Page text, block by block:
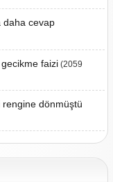
daha cevap
faizi(2059
rengine dönmüştü